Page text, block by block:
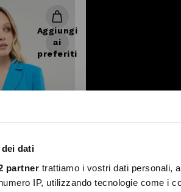
dati
partnertrattiamo i vostri dati personali,
IP, utilizzando tecnologie come i
Aggiungi
ai
preferiti